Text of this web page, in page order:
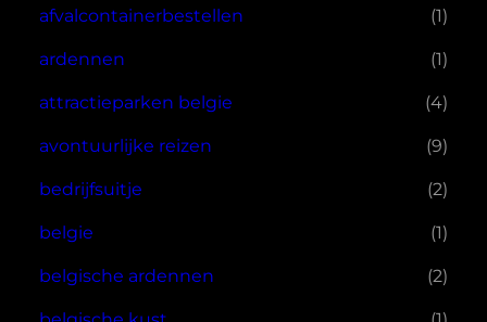
afvalcontainerbestellen (1)
ardennen (1)
attractieparken belgie (4)
avontuurlijke reizen (9)
bedrijfsuitje (2)
belgie (1)
belgische ardennen (2)